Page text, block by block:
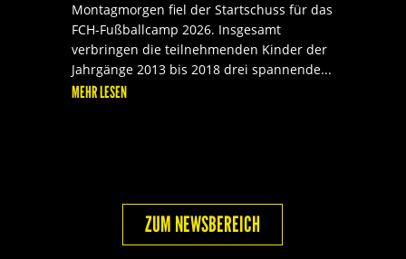
Montagmorgen fiel der Startschuss für das
FCH-Fußballcamp 2026. Insgesamt
verbringen die teilnehmenden Kinder der
Jahrgänge 2013 bis 2018 drei spannende...
MEHR LESEN
ZUM NEWSBEREICH